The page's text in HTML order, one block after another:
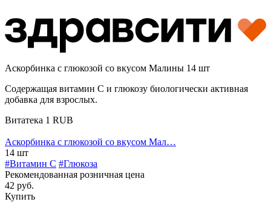
Аскорбинка с глюкозой со вкусом Малины 14 шт
Содержащая витамин С и глюкозу биологически активная
добавка для взрослых.
Витатека 1 RUB
Аскорбинка с глюкозой со вкусом Мал…
14 шт
#Витамин C #Глюкоза
Рекомендованная розничная цена
42 руб.
Купить